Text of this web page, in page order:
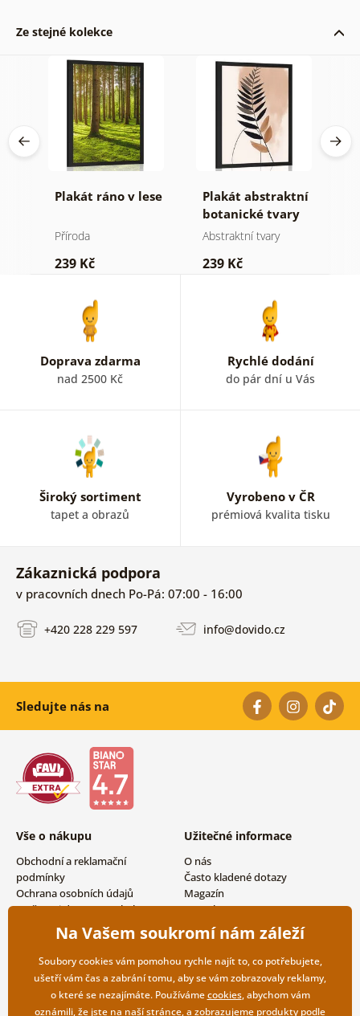
Ze stejné kolekce
Plakát ráno v lese
Příroda
239 Kč
Plakát abstraktní
botanické tvary
kapradina
Abstraktní tvary
239 Kč
Doprava zdarma
nad 2500 Kč
Rychlé dodání
do pár dní u Vás
Široký sortiment
tapet a obrazů
Vyrobeno v ČR
prémiová kvalita tisku
Zákaznická podpora
v pracovních dnech Po-Pá: 07:00 - 16:00
+420 228 229 597 info@dovido.cz
Sledujte nás na
Vše o nákupu
Obchodní a reklamační
podmínky
Ochrana osobních údajů
Možnosti dopravy a platby
Vrácení zboží
Užitečné informace
O nás
Často kladené dotazy
Magazín
Kontakty
Velkoobchodní spolupráce
Na Vašem soukromí nám záleží
Soubory cookies vám pomohou rychle najít to, co potřebujete,
ušetří vám čas a zabrání tomu, aby se vám zobrazovaly reklamy,
o které se nezajímáte. Používámecookies, abychom vám
oznámili, že jste na naší stránce, a zobrazujeme produkty podle